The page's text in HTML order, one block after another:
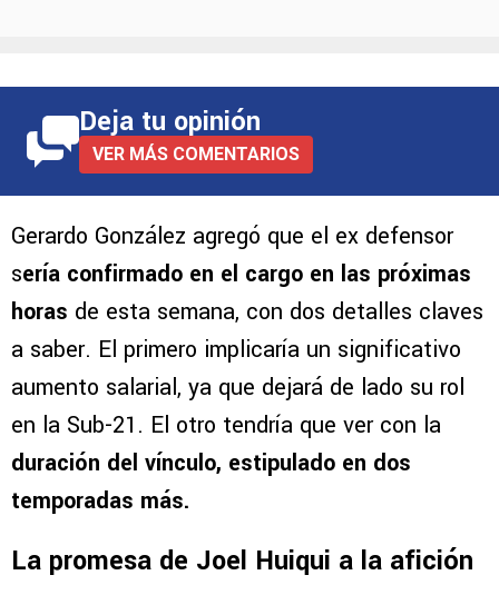
Deja tu opinión
VER MÁS COMENTARIOS
Gerardo González agregó que el ex defensor
sería confirmado en el cargo en las próximas
horas de esta semana, con dos detalles claves
a saber. El primero implicaría un significativo
aumento salarial, ya que dejará de lado su rol
en la Sub-21. El otro tendría que ver con la
duración del vínculo, estipulado en dos
temporadas más.
La promesa de Joel Huiqui a la afición